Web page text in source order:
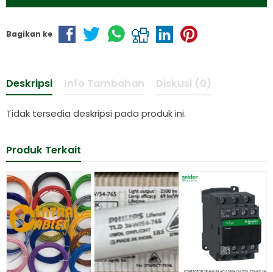
Bagikan ke
Deskripsi Info Tambahan Diskusi (0)
Tidak tersedia deskripsi pada produk ini.
Produk Terkait